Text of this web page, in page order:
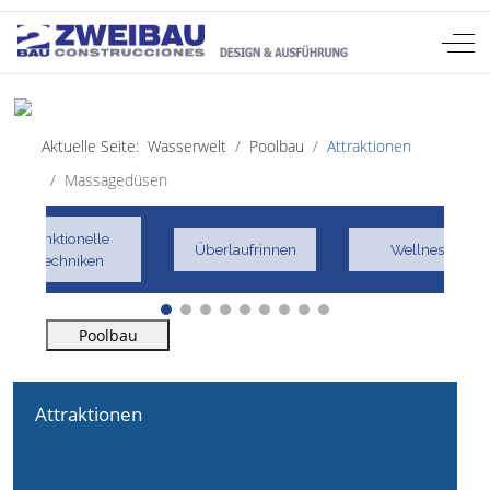
Off-
Aktuelle Seite: Wasserwelt Poolbau
Attraktionen
Massagedüsen
Sprache auswählen
Überlaufrinnen Wellness
funktionelle
Techniken
Poolbau
Attraktionen